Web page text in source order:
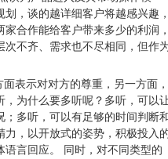
，谈的越详细客户将越感兴趣，
合作能给客户带来多少的利润，
不齐、需求也不尽相同，但作
表示对对方的尊重，另一方面，
为什么要多听呢？多听，可以
多听，可以有足够的时间判断
，以开放式的姿势，积极投入
言回应。 同时，对不同类型的